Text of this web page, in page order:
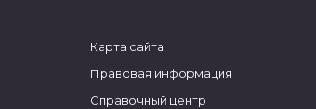
Карта сайта
Правовая информация
Справочный центр